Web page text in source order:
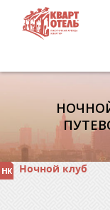
Ночной клуб